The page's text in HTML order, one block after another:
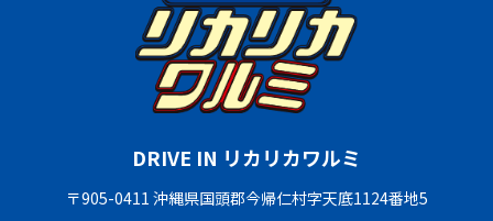
DRIVE IN リカリカワルミ
〒905-0411 沖縄県国頭郡今帰仁村字天底1124番地5